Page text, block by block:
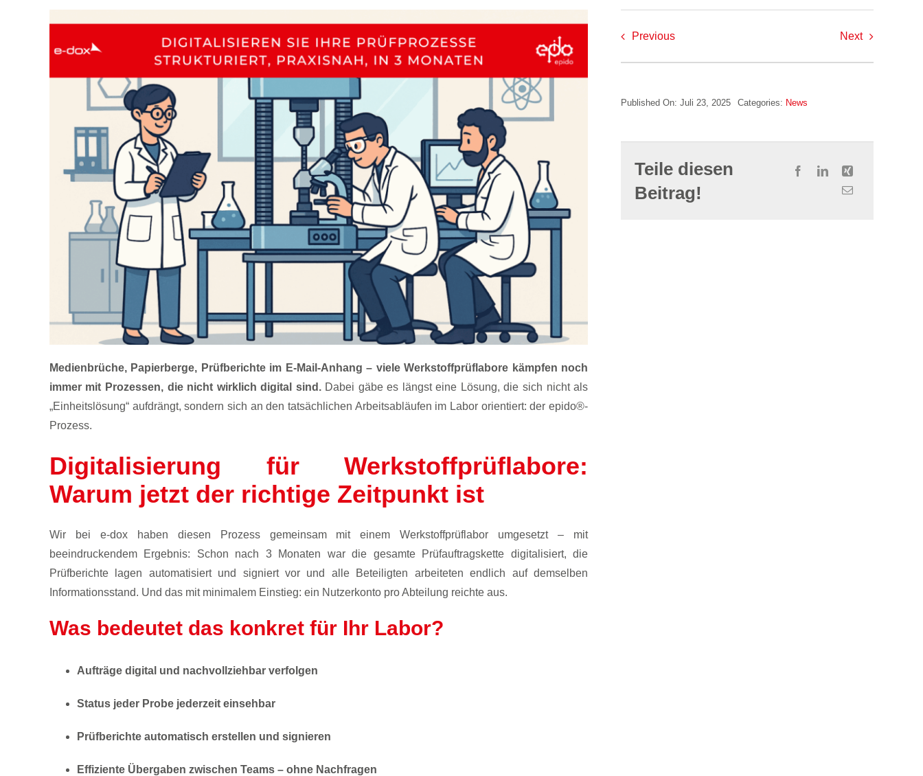
Medienbrüche, Papierberge, Prüfberichte im E-Mail-Anhang – viele Werkstoffprüflabore kämpfen noch
immer mit Prozessen, die nicht wirklich digital sind.Dabei gäbe es längst eine Lösung, die sich nicht als
„Einheitslösung“ aufdrängt, sondern sich an den tatsächlichen Arbeitsabläufen im Labor orientiert: der epido®-
Prozess.
Digitalisierung für Werkstoffprüflabore:
Warum jetzt der richtige Zeitpunkt ist
Wir bei e-dox haben diesen Prozess gemeinsam mit einem Werkstoffprüflabor umgesetzt – mit
beeindruckendem Ergebnis: Schon nach 3 Monaten war die gesamte Prüfauftragskette digitalisiert, die
Prüfberichte lagen automatisiert und signiert vor und alle Beteiligten arbeiteten endlich auf demselben
Informationsstand. Und das mit minimalem Einstieg: ein Nutzerkonto pro Abteilung reichte aus.
Was bedeutet das konkret für Ihr Labor?
Aufträge digital und nachvollziehbar verfolgen
Status jeder Probe jederzeit einsehbar
Prüfberichte automatisch erstellen und signieren
Effiziente Übergaben zwischen Teams – ohne Nachfragen
Previous Next
Published On: Juli 23, 2025 Categories: News
Teile diesen
Beitrag!